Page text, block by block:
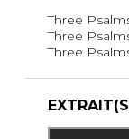
Three
Three
Three